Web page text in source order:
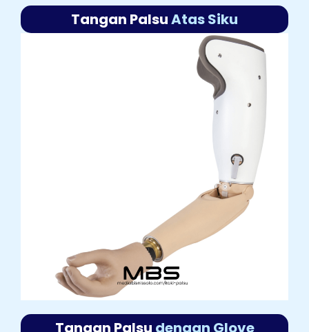
Tangan PalsuAtas Siku
Tangan Palsu dengan Glove